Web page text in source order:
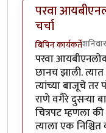
परवा
चर्चा
बिपिन कार्यकर्ते
परवा
छानच झाली.
त्यांच्या बाजूचे
राणे वगैरे दुसर्‍या
चित्रपट म्हणला
त्याला एक